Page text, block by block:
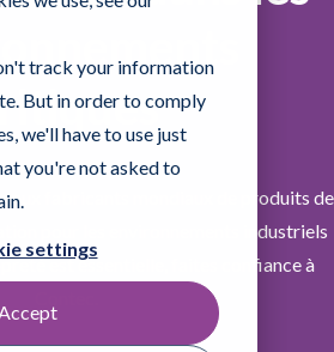
track your information
But in order to comply
we'll have to use just
you're not asked to
settings
fabricants mondiaux de produits de
pour les environnements industriels
est essentielle, faites confiance à